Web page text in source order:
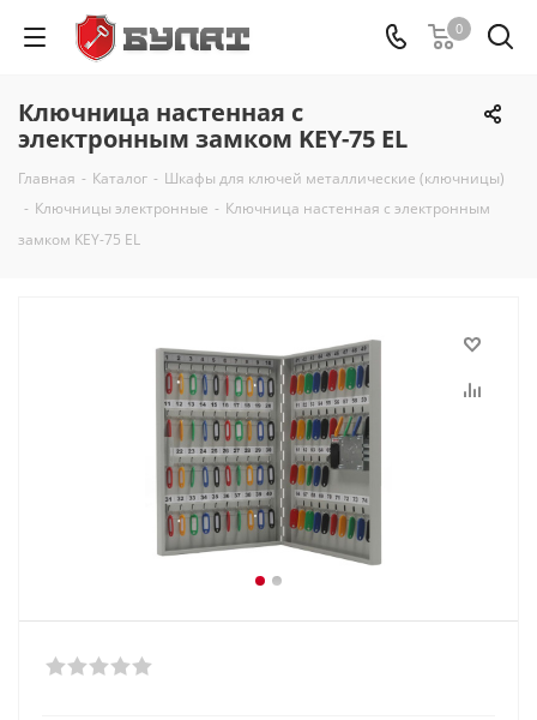
0
Ключница настенная с
электронным замком KEY-75 EL
Главная - Каталог - Шкафы для ключей металлические (ключницы)
- Ключницы электронные - Ключница настенная с электронным
замком KEY-75 EL